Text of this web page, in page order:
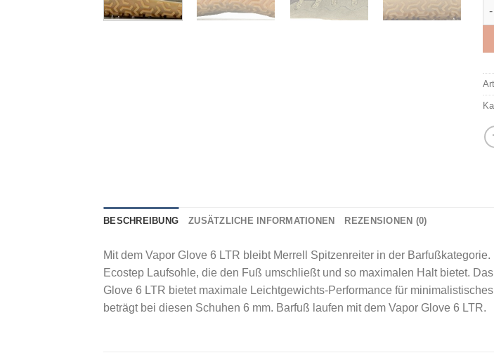
BESCHREIBUNG ZUSÄTZLICHE INFORMATIONEN REZENSIONEN (0)
Mit dem Vapor Glove 6 LTR bleibt Merrell Spitzenreiter in der
Ecostep Laufsohle, die den Fuß umschließt und so maximalen Halt bietet.
Glove 6 LTR bietet maximale Leichtgewichts-Performance für
beträgt bei diesen Schuhen 6 mm. Barfuß laufen mit dem Vapor Glove 6 LTR.